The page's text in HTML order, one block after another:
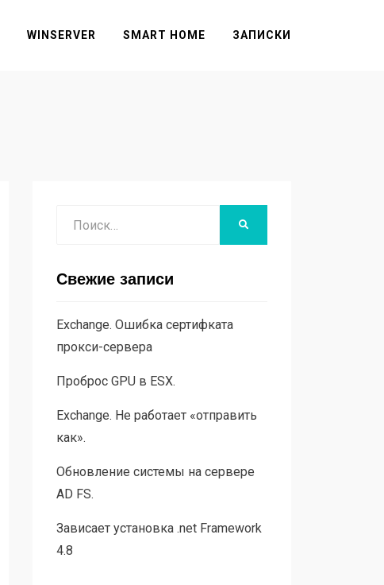
WINSERVER SMART HOME ЗАПИСКИ
Свежие записи
Exchange. Ошибка сертифката
прокси-сервера
Проброс GPU в ESX.
Exchange. Не работает «отправить
как».
Обновление системы на сервере
AD FS.
Зависает установка .net Framework
4.8